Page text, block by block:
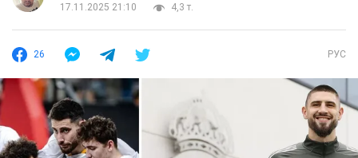
17.11.2025 21:10
4,3 т.
26 РУС